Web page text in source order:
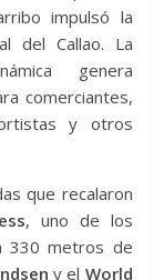
impulsó la
del Callao. La
genera
comerciantes,
y otros
que recalaron
, uno de los
330 metros de
y el World